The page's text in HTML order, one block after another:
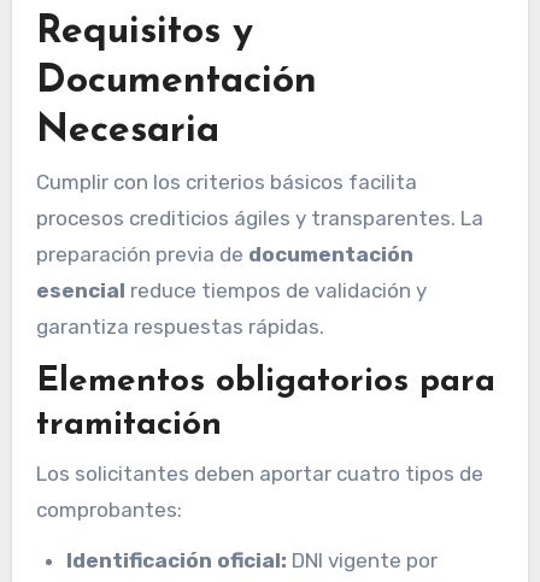
Requisitos y
Documentación
Necesaria
Cumplir con los criterios básicos facilita
procesos crediticios ágiles y transparentes. La
preparación previa de documentación
esencial reduce tiempos de validación y
garantiza respuestas rápidas.
Elementos obligatorios para
tramitación
Los solicitantes deben aportar cuatro tipos de
comprobantes:
Identificación oficial: DNI vigente por